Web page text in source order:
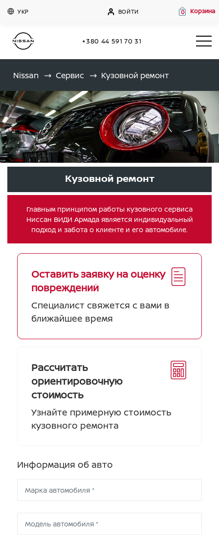
УКР ВОЙТИ 0 Корзина
+380 44 591 70 31
Nissan Сервис Кузовной ремонт
Кузовной ремонт
Главным принципом работы кузовного сервиса
Ниссан ВИДИ Армада является индивидуальный
подход и забота о клиенте и его автомобиле.
Оставить заявку на оценку
повреждений
Специалист свяжется с вами в
ближайшее время
Рассчитать
ориентировочную
стоимость
Узнайте примерную стоимость
кузовного ремонта
Информация об авто